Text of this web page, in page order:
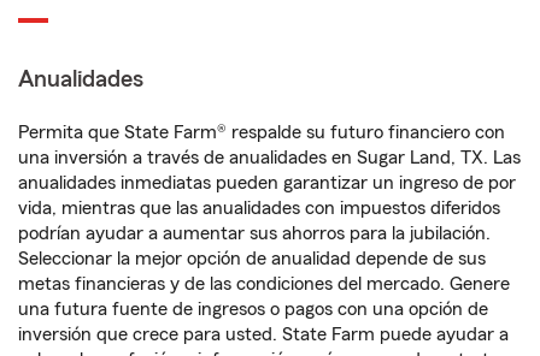
Anualidades
Permita que State Farm® respalde su futuro financiero con
una inversión a través de anualidades en Sugar Land, TX. Las
anualidades inmediatas pueden garantizar un ingreso de por
vida, mientras que las anualidades con impuestos diferidos
podrían ayudar a aumentar sus ahorros para la jubilación.
Seleccionar la mejor opción de anualidad depende de sus
metas financieras y de las condiciones del mercado. Genere
una futura fuente de ingresos o pagos con una opción de
inversión que crece para usted. State Farm puede ayudar a